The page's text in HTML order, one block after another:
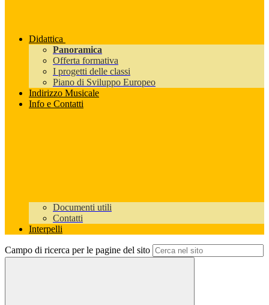
Didattica
Panoramica
Offerta formativa
I progetti delle classi
Piano di Sviluppo Europeo
Indirizzo Musicale
Info e Contatti
Documenti utili
Contatti
Interpelli
Campo di ricerca per le pagine del sito